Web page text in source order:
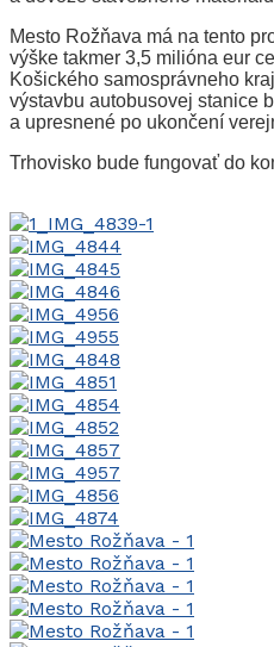
Mesto Rožňava má na tento
výške takmer 3,5 milióna eur
Košického samosprávneho
výstavbu autobusovej stanice
a upresnené po ukončení
Trhovisko bude fungovať do